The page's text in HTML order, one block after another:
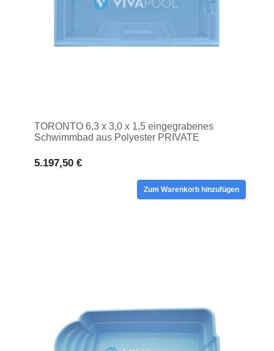
TORONTO 6,3 x 3,0 x 1,5 eingegrabenes
Schwimmbad aus Polyester PRIVATE
5.197,50 €
Zum Warenkorb hinzufügen